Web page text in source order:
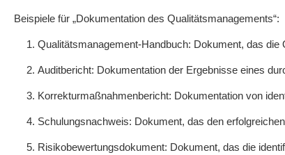
Beispiele für „Dokumentation des Qualitätsmanagements“:
Qualitätsmanagement-Handbuch: Dokument, das
Auditbericht: Dokumentation der Ergebnisse eines
Korrekturmaßnahmenbericht: Dokumentation von
Schulungsnachweis: Dokument, das den
Risikobewertungsdokument: Dokument, das die